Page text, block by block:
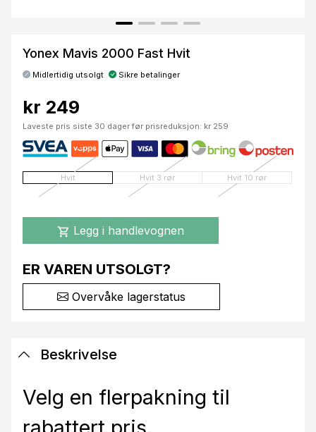
Yonex Mavis 2000 Fast Hvit
Midlertidig utsolgt Sikre betalinger
kr 249
Laveste pris siste 30 dager før prisreduksjon: kr 259
Hvit Hvit 3 rør Hvit 10 rør
shopping_cart Legg i handlevognen
ER VAREN UTSOLGT?
Overvåke lagerstatus
Beskrivelse
Velg en flerpakning til